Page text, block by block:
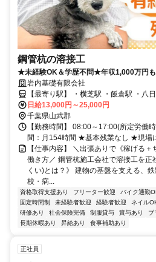
鋼管杭の溶接工
★未経験OK＆学歴不問★年収1,000万円
なし★有給取得率100％★力仕事なし
岩内基礎有限会社
【最寄り駅】 ・横芝駅 ・飯倉駅 ・八
日給13,000円～25,000円
千葉県山武郡
【勤務時間】 08:00～17:00(所定労働
間：月154時間 ★基本残業なし ★現場
【仕事内容】 ＼出張ありで《稼げる
働き方／ 鋼管杭施工会社で溶接工を正
くい)とは？》 建物の基盤を支える、
校・病...
資格取得支援あり フリーター歓迎 バイク通勤
固定時間制
未経験者歓迎 経験者歓迎 ネイル
研修あり
社会保険完備 制服貸与 賞与あり ブ
長期休暇あり
昇給あり 食事補助あり
正社員